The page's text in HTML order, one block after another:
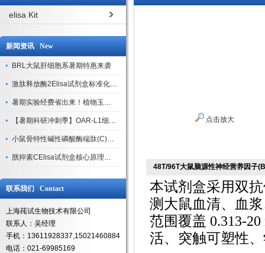
elisa Kit
新闻资讯 New
BRL大鼠肝细胞系暑期特惠来袭
激肽释放酶2Elisa试剂盒标准化实验操作与质控体系解析
暑期实验经费省出来！植物玉米索核苷（ZR ）elisa酶联免疫试剂盒
【暑期科研冲刺季】OAR-L1细胞专用培养基特惠，助力实验高效突破
小鼠骨特性碱性磷酸酶端肽(C)elisa试剂盒大促，骨科研人速囤
胱抑素CElisa试剂盒核心原理、产品特性与全流程操作规范详解
联系我们 Contact
上海莼试生物技术有限公司
联系人：吴经理
手机：13611928337,15021460884
电话：021-69985169
点击放大
48T/96T大鼠脑源性神经营养因子
本试剂盒采用双
测大鼠血清、血
范围覆盖 0.313-
活、突触可塑性